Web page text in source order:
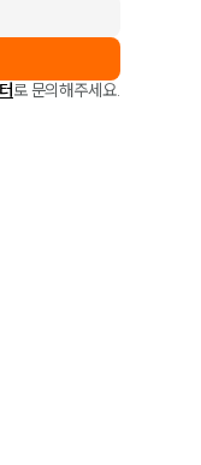
로 문의해주세요.